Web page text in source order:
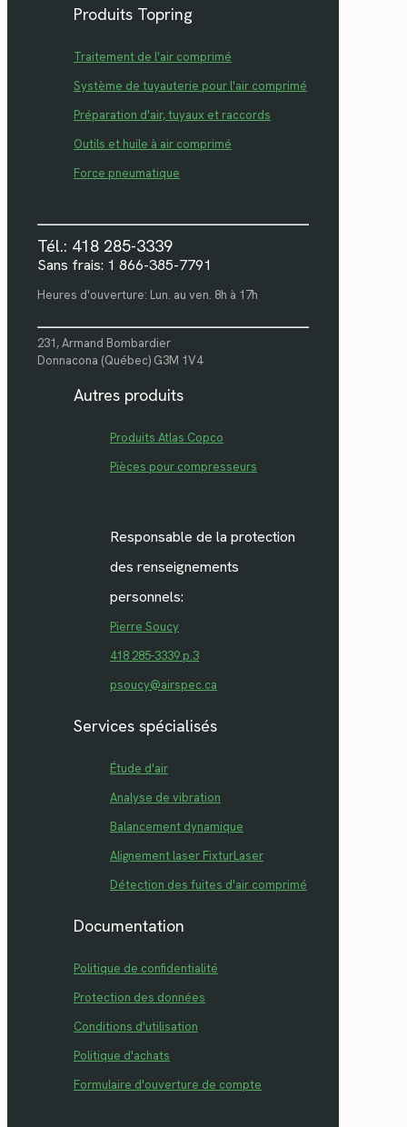
Produits Topring
Traitement de l'air comprimé
Système de tuyauterie pour l'air comprimé
Préparation d'air, tuyaux et raccords
Outils et huile à air comprimé
Force pneumatique
Tél.: 418 285-3339
Sans frais: 1 866-385-7791
Heures d'ouverture: Lun. au ven. 8h à 17h
231, Armand Bombardier
Donnacona (Québec) G3M 1V4
Autres produits
Produits Atlas Copco
Pièces pour compresseurs
Responsable de la protection
des renseignements
personnels:
Pierre Soucy
418 285-3339 p.3
psoucy@airspec.ca
Services spécialisés
Étude d'air
Analyse de vibration
Balancement dynamique
Alignement laser FixturLaser
Détection des fuites d'air comprimé
Documentation
Politique de confidentialité
Protection des données
Conditions d'utilisation
Politique d'achats
Formulaire d'ouverture de compte